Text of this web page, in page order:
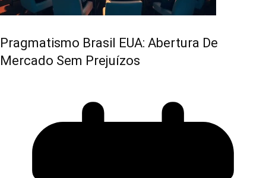
Pragmatismo Brasil EUA: Abertura De
Mercado Sem Prejuízos